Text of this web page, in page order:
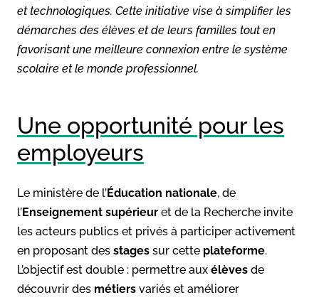
et technologiques. Cette initiative vise à simplifier les
démarches des élèves et de leurs familles tout en
favorisant une meilleure connexion entre le système
scolaire et le monde professionnel.
Une opportunité pour les
employeurs
Le ministère de l’Éducation nationale, de
l’Enseignement supérieur et de la Recherche invite
les acteurs publics et privés à participer activement
en proposant des stages sur cette plateforme.
L’objectif est double : permettre aux élèves de
découvrir des métiers variés et améliorer